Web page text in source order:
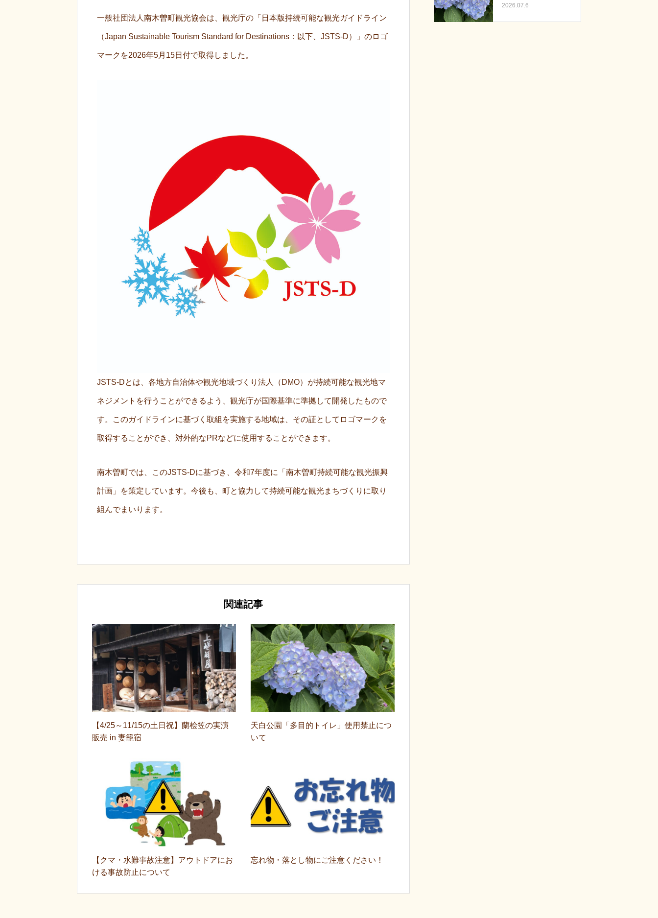
一般社団法人南木曽町観光協会は、観光庁の「日本版持続可能な観光ガイドライン
（Japan Sustainable Tourism Standard for Destinations：以下、JSTS-D）」のロゴ
マークを2026年5月15日付で取得しました。
JSTS-Dとは、各地方自治体や観光地域づくり法人（DMO）が持続可能な観光地マ
ネジメントを行うことができるよう、観光庁が国際基準に準拠して開発したもので
す。このガイドラインに基づく取組を実施する地域は、その証としてロゴマークを
取得することができ、対外的なPRなどに使用することができます。
南木曽町では、このJSTS-Dに基づき、令和7年度に「南木曽町持続可能な観光振興
計画」を策定しています。今後も、町と協力して持続可能な観光まちづくりに取り
組んでまいります。
関連記事
【4/25～11/15の土日祝】蘭桧笠の実演
販売 in 妻籠宿
天白公園「多目的トイレ」使用禁止につ
いて
【クマ・水難事故注意】アウトドアにお
ける事故防止について
忘れ物・落とし物にご注意ください！
2026.07.6